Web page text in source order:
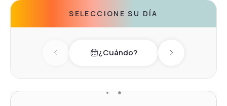
SELECCIONE SU DÍA
Previous day¿Cuándo? Next day